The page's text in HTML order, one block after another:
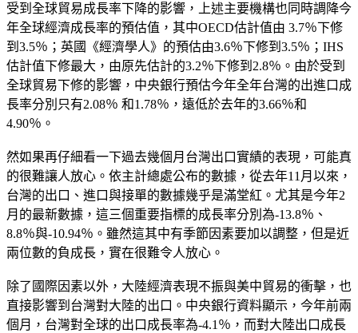
受到全球貿易成長率下降的影響，上述主要機構也同時調降今
年全球經濟成長率的預估值，其中OECD估計值由 3.7％下修
到3.5％；英國《經濟學人》的預估由3.6％下修到3.5％；IHS
估計值下修最大，由原先估計的3.2％下修到2.8％。由於受到
全球貿易下修的影響，中央銀行預估今年全年台灣的出進口成
長率分別只有2.08％ 和1.78％，遠低於去年的3.66％和
4.90％。
然如果再仔細看一下過去幾個月台灣出口實績的表現，可能真
的很難讓人放心。依主計總處公布的數據，從去年11月以來，
台灣的出口、進口與接單的數據幾乎是滿堂紅。尤其是今年2
月的最新數據，這三個重要指標的成長率分別為-13.8％、
8.8％與-10.94％。雖然這其中有季節因素要加以調整，但是近
兩位數的負成長，實在很難令人放心。
除了國際因素以外，大陸經濟表現不振與美中貿易的衝擊，也
直接影響到台灣對大陸的出口。中央銀行資料顯示，今年前兩
個月，台灣對全球的出口成長率為-4.1％，而對大陸出口成長